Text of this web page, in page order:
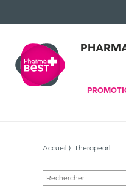
Accueil Therapearl